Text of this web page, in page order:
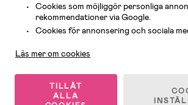
© 2026 Jollyroom AB. Alla rättigheter
Cookies som möjliggör personliga
rekommendationer via Google.
Cookies för annonsering och sociala
Läs mer om cookies
TILLÅT
ALLA